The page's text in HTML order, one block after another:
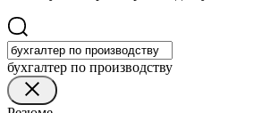
бухгалтер по производству